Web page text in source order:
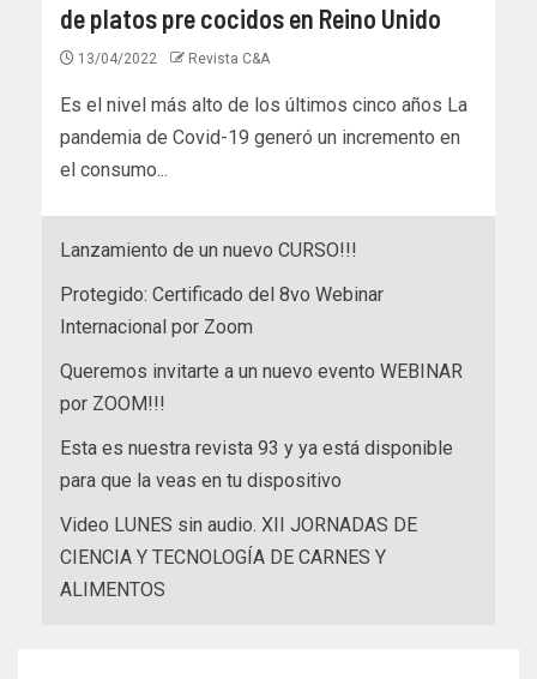
de platos pre cocidos en Reino Unido
13/04/2022 Revista C&A
Es el nivel más alto de los últimos cinco años La
pandemia de Covid-19 generó un incremento en
el consumo...
Lanzamiento de un nuevo CURSO!!!
Protegido: Certificado del 8vo Webinar
Internacional por Zoom
Queremos invitarte a un nuevo evento WEBINAR
por ZOOM!!!
Esta es nuestra revista 93 y ya está disponible
para que la veas en tu dispositivo
Video LUNES sin audio. XII JORNADAS DE
CIENCIA Y TECNOLOGÍA DE CARNES Y
ALIMENTOS